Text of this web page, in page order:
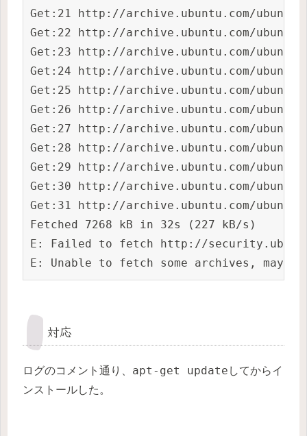
Get:21 http://archive.ubuntu.com/ubuntu
Get:22 http://archive.ubuntu.com/ubuntu
Get:23 http://archive.ubuntu.com/
Get:24 http://archive.ubuntu.com/ubuntu
Get:25 http://archive.ubuntu.com/
Get:26 http://archive.ubuntu.com/ubuntu
Get:27 http://archive.ubuntu.com/ubuntu
Get:28 http://archive.ubuntu.com/ubuntu
Get:29 http://archive.ubuntu.com/ubuntu
Get:30 http://archive.ubuntu.com/ubuntu
Get:31 http://archive.ubuntu.com/
Fetched 7268 kB in 32s (227 kB/s)
E: Failed to fetch http://
E: Unable to fetch some archives,
対応
ログのコメント通り、 apt-get update してからイ
ンストールした。